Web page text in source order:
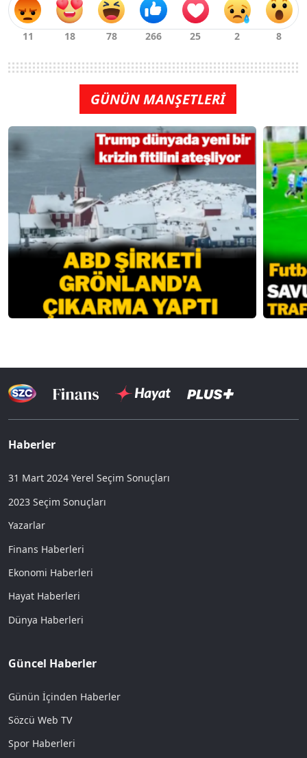
GÜNÜN MANŞETLERİ
Haberler
31 Mart 2024 Yerel Seçim Sonuçları
2023 Seçim Sonuçları
Yazarlar
Finans Haberleri
Ekonomi Haberleri
Hayat Haberleri
Dünya Haberleri
Güncel Haberler
Günün İçinden Haberler
Sözcü Web TV
Spor Haberleri